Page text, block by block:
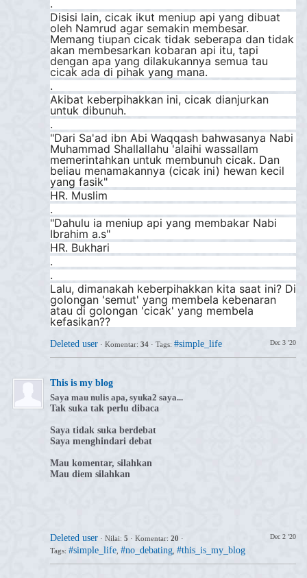
.
Disisi lain, cicak ikut meniup api yang dibuat
oleh Namrud agar semakin membesar.
Memang tiupan cicak tidak seberapa dan tidak
akan membesarkan kobaran api itu, tapi
dengan apa yang dilakukannya semua tau
cicak ada di pihak yang mana.
.
Akibat keberpihakkan ini, cicak dianjurkan
untuk dibunuh.
.
"Dari Sa'ad ibn Abi Waqqash bahwasanya Nabi
Muhammad Shallallahu 'alaihi wassallam
memerintahkan untuk membunuh cicak. Dan
beliau menamakannya (cicak ini) hewan kecil
yang fasik"
HR. Muslim
.
"Dahulu ia meniup api yang membakar Nabi
Ibrahim a.s"
HR. Bukhari
.
.
Lalu, dimanakah keberpihakkan kita saat ini? Di
golongan 'semut' yang membela kebenaran
atau di golongan 'cicak' yang membela
kefasikan??
Deleted user Dec 3 '20
· Komentar: 34 · Tags: #simple_life
This is my blog
Saya mau nulis apa, syuka2 saya...
Tak suka tak perlu dibaca
Saya tidak suka berdebat
Saya menghindari debat
Mau komentar, silahkan
Mau diem silahkan
Deleted user Dec 2 '20
· Nilai: 5 · Komentar: 20 ·
Tags: #simple_life #no_debating #this_is_my_blog